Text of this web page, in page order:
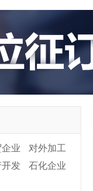
业
对外加工
发
石化企业